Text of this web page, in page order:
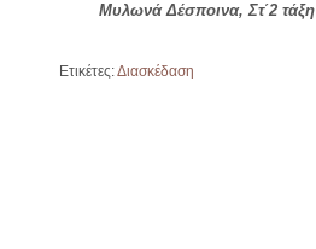
Μυλωνά Δέσποινα, Στ΄2 τάξη
Ετικέτες:Διασκέδαση